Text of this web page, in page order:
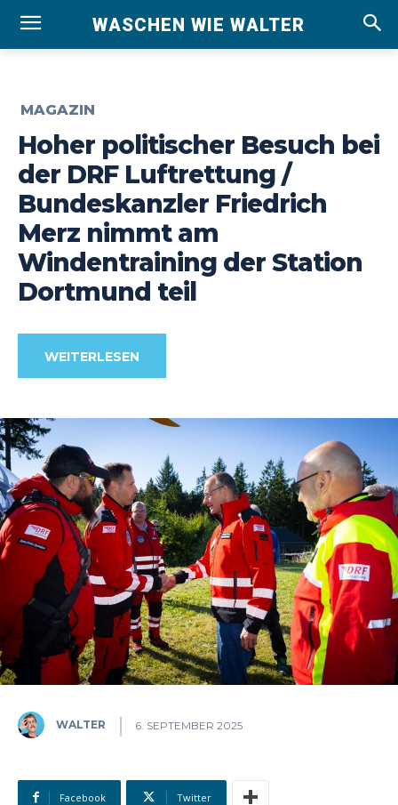
WASCHEN WIE WALTER
MAGAZIN
Hoher politischer Besuch bei
der DRF Luftrettung /
Bundeskanzler Friedrich
Merz nimmt am
Windentraining der Station
Dortmund teil
WEITERLESEN
WALTER 6. SEPTEMBER 2025
Facebook Twitter